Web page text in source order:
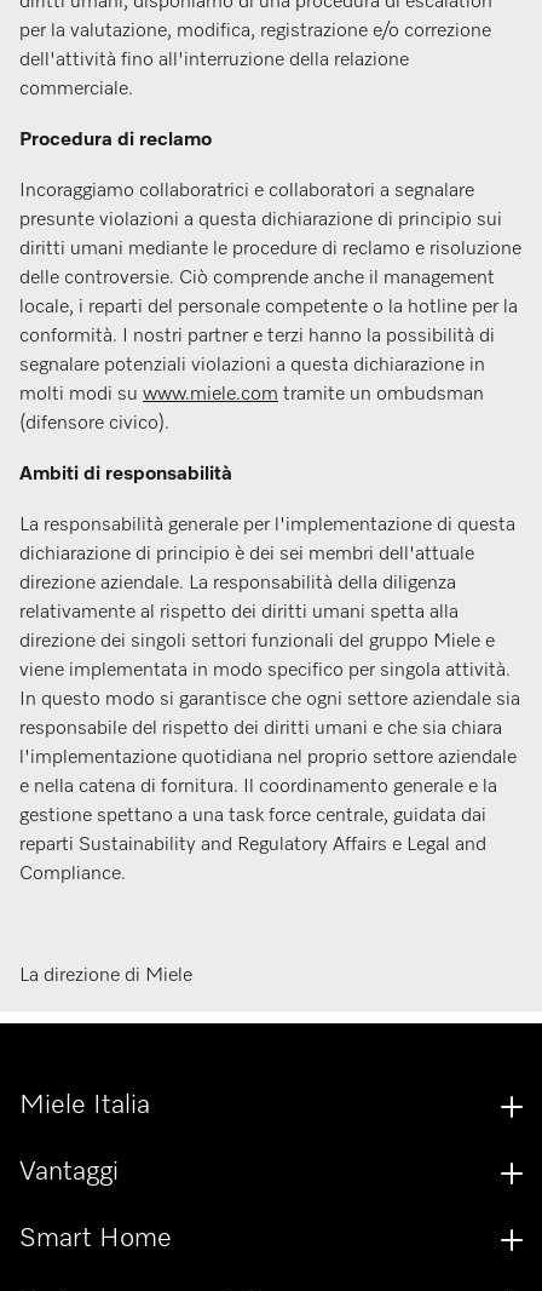
per la valutazione, modifica, registrazione e/o correzione
dell'attività fino all'interruzione della relazione
commerciale.
Procedura di reclamo
Incoraggiamo collaboratrici e collaboratori a segnalare
presunte violazioni a questa dichiarazione di principio sui
diritti umani mediante le procedure di reclamo e risoluzione
delle controversie. Ciò comprende anche il management
locale, i reparti del personale competente o la hotline per la
conformità. I nostri partner e terzi hanno la possibilità di
segnalare potenziali violazioni a questa dichiarazione in
molti modi su www.miele.com tramite un ombudsman
(difensore civico).
Ambiti di responsabilità
La responsabilità generale per l'implementazione di questa
dichiarazione di principio è dei sei membri dell'attuale
direzione aziendale. La responsabilità della diligenza
relativamente al rispetto dei diritti umani spetta alla
direzione dei singoli settori funzionali del gruppo Miele e
viene implementata in modo specifico per singola attività.
In questo modo si garantisce che ogni settore aziendale sia
responsabile del rispetto dei diritti umani e che sia chiara
l'implementazione quotidiana nel proprio settore aziendale
e nella catena di fornitura. Il coordinamento generale e la
gestione spettano a una task force centrale, guidata dai
reparti Sustainability and Regulatory Affairs e Legal and
Compliance.
La direzione di Miele
Miele Italia
Vantaggi
Smart Home